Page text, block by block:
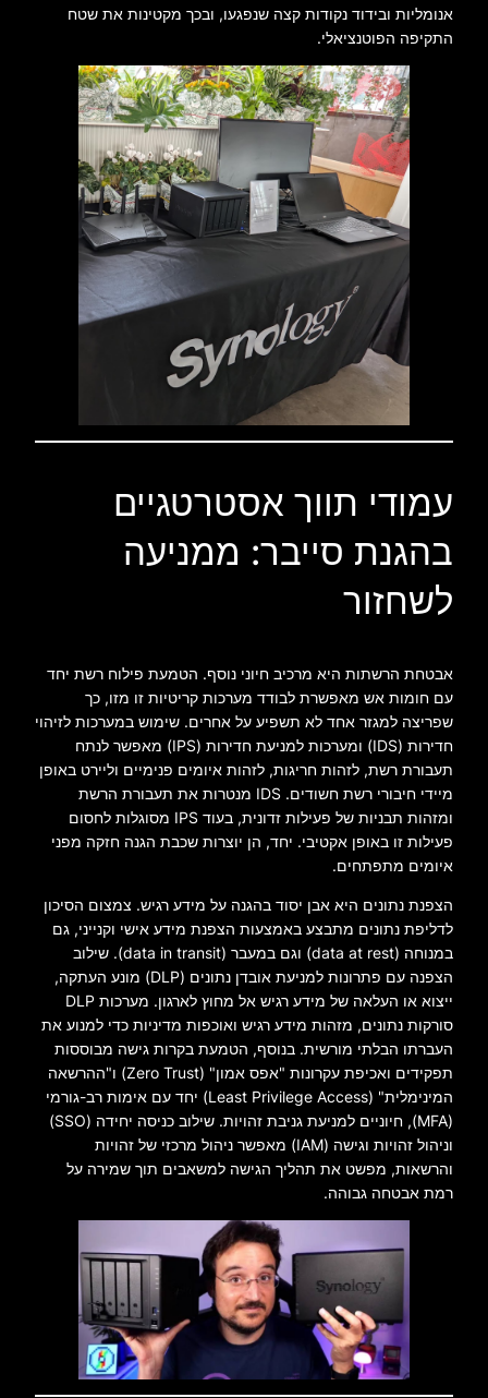
אנומליות ובידוד נקודות קצה שנפגעו, ובכך מקטינות את שטח
התקיפה הפוטנציאלי.
עמודי תווך אסטרטגיים
בהגנת סייבר: ממניעה
לשחזור
אבטחת הרשתות היא מרכיב חיוני נוסף. הטמעת פילוח רשת יחד
עם חומות אש מאפשרת לבודד מערכות קריטיות זו מזו, כך
שפריצה למגזר אחד לא תשפיע על אחרים. שימוש במערכות לזיהוי
חדירות (IDS) ומערכות למניעת חדירות (IPS) מאפשר לנתח
תעבורת רשת, לזהות חריגות, לזהות איומים פנימיים וליירט באופן
מיידי חיבורי רשת חשודים. IDS מנטרות את תעבורת הרשת
ומזהות תבניות של פעילות זדונית, בעוד IPS מסוגלות לחסום
פעילות זו באופן אקטיבי. יחד, הן יוצרות שכבת הגנה חזקה מפני
איומים מתפתחים.
הצפנת נתונים היא אבן יסוד בהגנה על מידע רגיש. צמצום הסיכון
לדליפת נתונים מתבצע באמצעות הצפנת מידע אישי וקנייני, גם
במנוחה (data at rest) וגם במעבר (data in transit). שילוב
הצפנה עם פתרונות למניעת אובדן נתונים (DLP) מונע העתקה,
ייצוא או העלאה של מידע רגיש אל מחוץ לארגון. מערכות DLP
סורקות נתונים, מזהות מידע רגיש ואוכפות מדיניות כדי למנוע את
העברתו הבלתי מורשית. בנוסף, הטמעת בקרות גישה מבוססות
תפקידים ואכיפת עקרונות "אפס אמון" (Zero Trust) ו"ההרשאה
המינימלית" (Least Privilege Access) יחד עם אימות רב-גורמי
(MFA), חיוניים למניעת גניבת זהויות. שילוב כניסה יחידה (SSO)
וניהול זהויות וגישה (IAM) מאפשר ניהול מרכזי של זהויות
והרשאות, מפשט את תהליך הגישה למשאבים תוך שמירה על
רמת אבטחה גבוהה.